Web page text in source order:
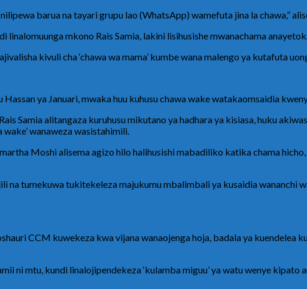
barua na tayari grupu lao (WhatsApp) wamefuta jina la chawa,”
mkono Rais Samia, lakini lisihusishe mwanachama
kivuli cha ‘chawa wa mama’ kumbe wana malengo ya kutafuta
ya Januari, mwaka huu kuhusu chawa wake watakaomsaidia
Samia alitangaza kuruhusu mikutano ya hadhara ya kisiasa, huku
wanaweza wasistahimili.
Moshi alisema agizo hilo halihusishi mabadiliko katika chama
na tumekuwa tukitekeleza majukumu mbalimbali ya kusaidia wananchi
CCM kuwekeza kwa vijana wanaojenga hoja, badala ya kuendelea
ni mtu, kundi linalojipendekeza ‘kulamba miguu’ ya watu wenye